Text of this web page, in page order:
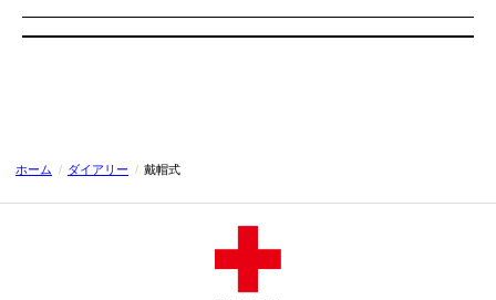
ホーム / ダイアリー / 戴帽式